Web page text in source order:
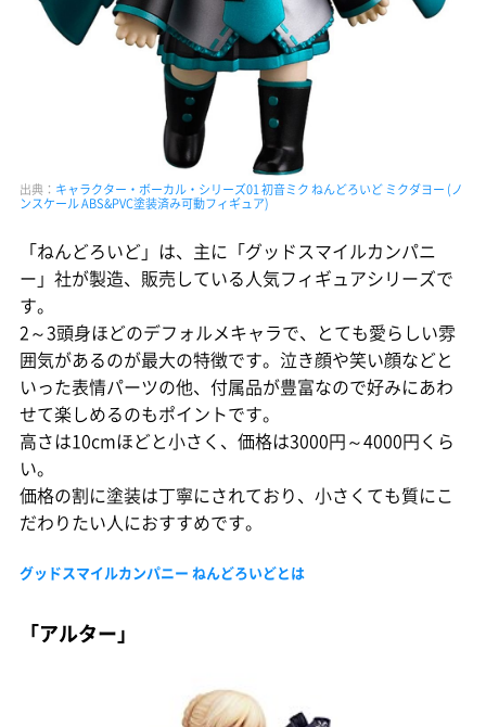
出典： キャラクター・ボーカル・シリーズ01 初音ミク ねんどろいど ミクダヨー (ノ
ンスケール ABS&PVC塗装済み可動フィギュア)
「ねんどろいど」は、主に「グッドスマイルカンパニ
ー」社が製造、販売している人気フィギュアシリーズで
す。
2～3頭身ほどのデフォルメキャラで、とても愛らしい雰
囲気があるのが最大の特徴です。泣き顔や笑い顔などと
いった表情パーツの他、付属品が豊富なので好みにあわ
せて楽しめるのもポイントです。
高さは10cmほどと小さく、価格は3000円～4000円くら
い。
価格の割に塗装は丁寧にされており、小さくても質にこ
だわりたい人におすすめです。
グッドスマイルカンパニー ねんどろいどとは
「アルター」